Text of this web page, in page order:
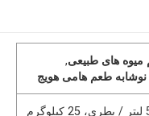
های طبیعی,
نوشابه طعم هامی هویج
1 لیتر / بطری، 5 لیتر / بطری، 25 کیلوگرم